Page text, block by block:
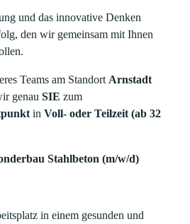
und das innovative Denken
den wir gemeinsam mit Ihnen
Teams am Standort Arnstadt
genauSIE zum
inVoll- oder Teilzeit (ab 32
Stahlbeton (m/w/d)
in einem gesunden und